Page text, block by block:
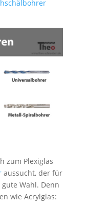
zum Plexiglas
aussucht, der für
Wahl. Denn
wie Acrylglas: